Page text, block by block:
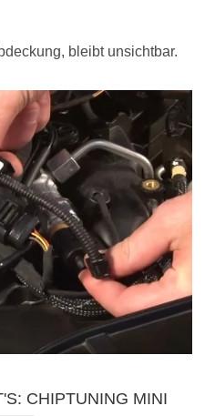
bleibt unsichtbar.
CHIPTUNING MINI